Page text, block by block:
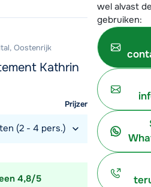
wel alvast
gebruiken:
4,8/5
Oostenrijk
Kathrin
Prijzen nog onbekend
(2 - 4 pers.)